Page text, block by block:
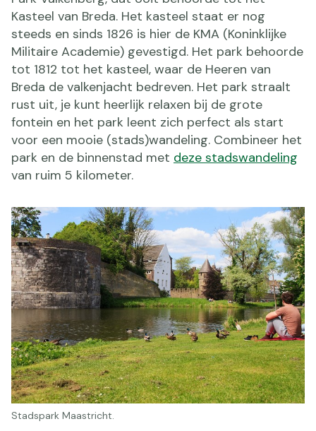
Kasteel van Breda. Het kasteel staat er nog
steeds en sinds 1826 is hier de KMA (Koninklijke
Militaire Academie) gevestigd. Het park behoorde
tot 1812 tot het kasteel, waar de Heeren van
Breda de valkenjacht bedreven. Het park straalt
rust uit, je kunt heerlijk relaxen bij de grote
fontein en het park leent zich perfect als start
voor een mooie (stads)wandeling. Combineer het
park en de binnenstad met deze stadswandeling
van ruim 5 kilometer.
Stadspark Maastricht.